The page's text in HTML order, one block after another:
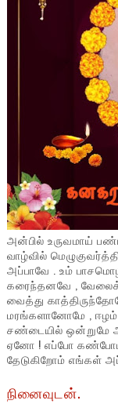
அன்பில் உருவமாய்
வாழ்வில்
அப்பாவே . உம்
கரைந்தனவே ,
வைத்து
மரங்களானோமே , ஈழம்
சண்டையில் ஒன்றுமே
ஏனோ ! எப்போ
தேடுகிறோம் எங்கள்
நினைவுடன்.